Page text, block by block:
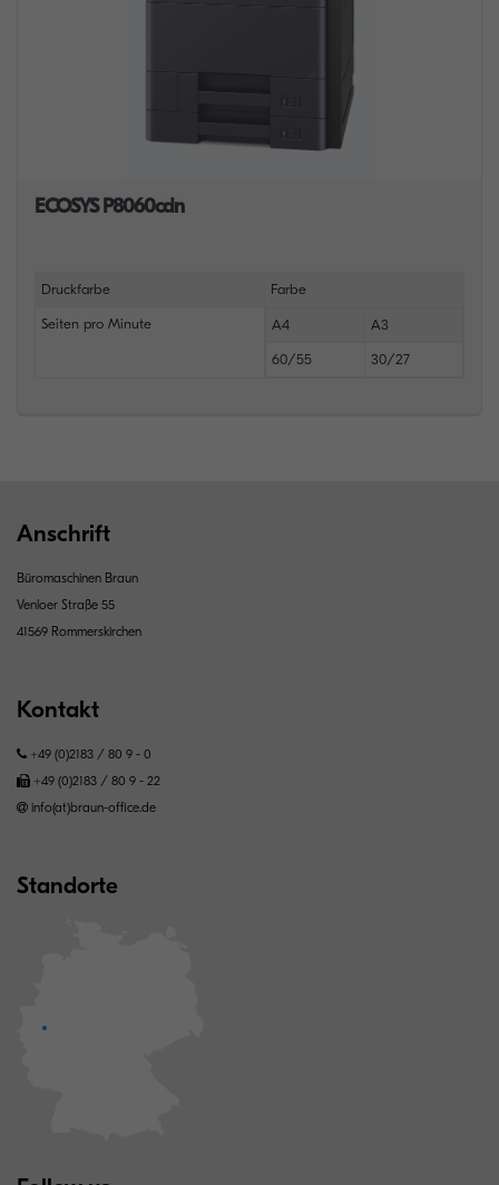
ECOSYS P8060cdn
Druckfarbe Farbe
Seiten pro Minute A4 A3
60/55 30/27
Anschrift
Büromaschinen Braun
Venloer Straße 55
41569 Rommerskirchen
Kontakt
+49 (0)2183 / 80 9 - 0
+49 (0)2183 / 80 9 - 22
info(at)braun-office.de
Standorte